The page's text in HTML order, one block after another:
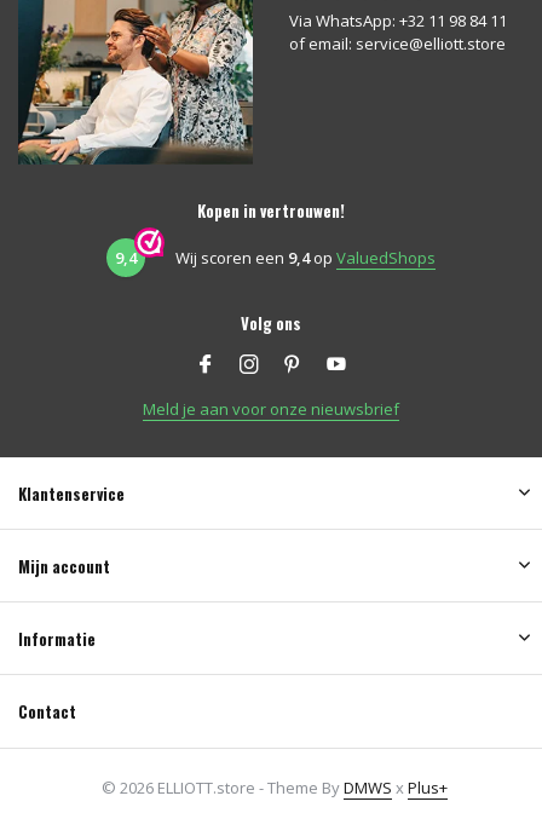
Via WhatsApp: +32 11 98 84 11
of email: service@elliott.store
Kopen in vertrouwen!
9,4 Wij scoren een 9,4op ValuedShops
Volg ons
Meld je aan voor onze nieuwsbrief
Klantenservice
Mijn account
Informatie
Contact
© 2026 ELLIOTT.store - Theme ByDMWS xPlus+